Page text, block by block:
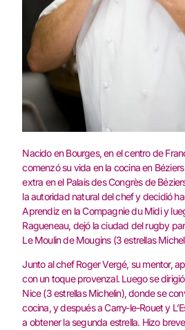
Nacido en Bourges‭, ‬en el centro de
comenzó su vida en la cocina en
extra‭ ‬en el Palais des Congrès de
la autoridad natural del chef y decidió
‬Aprendiz en la Compagnie du Midi y
Ragueneau‭, ‬dejó la ciudad del rugby
Le Moulin de Mougins‭ (‬3‭ ‬estrellas
Junto al chef Roger Vergé‭, ‬su mentor‭,
con un toque provenzal‭. ‬Luego se
‬Nice‭ (‬3‭ ‬estrellas Michelin‭), ‬donde se
cocina‭, ‬y después a Carry-le-Rouet y
a obtener la segunda estrella‭. ‬Hizo